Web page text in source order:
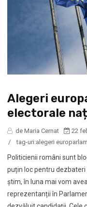
Alegeri
electorale
de Maria Cernat
22
/
tag-uri:alegeri
Politicienii români sunt
puțin loc pentru dezbateri
știm, în luna mai vom
reprezentanții în